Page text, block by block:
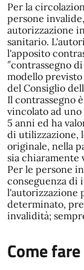
Per la
persone
autorizzazione
sanitario.
l'apposito
″contrassegno
modello
del Consiglio
Il contrassegno
vincolato ad
5 anni ed ha
di utilizzazione,
originale, nella
sia
Per le persone
conseguenza di
l'autorizzazione
determinato,
invalidità;
Come fare